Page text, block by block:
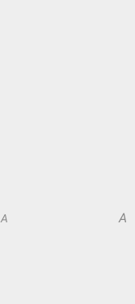
A A